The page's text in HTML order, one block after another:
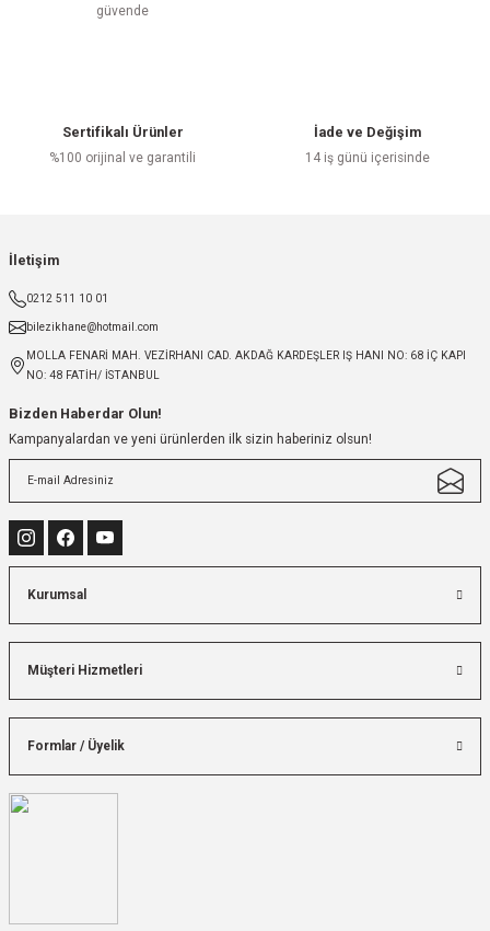
güvende
Sertifikalı Ürünler
%100 orijinal ve garantili
İade ve Değişim
14 iş günü içerisinde
İletişim
0212 511 10 01
bilezikhane@hotmail.com
MOLLA FENARİ MAH. VEZİRHANI CAD. AKDAĞ KARDEŞLER IŞ HANI NO: 68 İÇ KAPI
NO: 48 FATİH/ İSTANBUL
Bizden Haberdar Olun!
Kampanyalardan ve yeni ürünlerden ilk sizin haberiniz olsun!
Kurumsal
Müşteri Hizmetleri
Formlar / Üyelik